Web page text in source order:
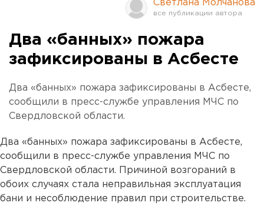
Светлана Молчанова
Два «банных» пожара
зафиксированы в Асбесте
Два «банных» пожара зафиксированы в Асбесте,
сообщили в пресс-службе управления МЧС по
Свердловской области.
Два «банных» пожара зафиксированы в Асбесте,
сообщили в пресс-службе управления МЧС по
Свердловской области. Причиной возгораний в
обоих случаях стала неправильная эксплуатация
бани и несоблюдение правил при строительстве.